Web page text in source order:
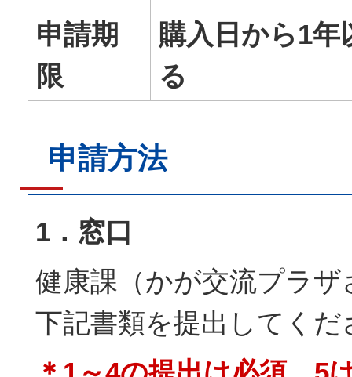
申請期
限
購入日から1年
る
申請方法
1．窓口
健康課（かが交流プラ
下記書類を提出してくだ